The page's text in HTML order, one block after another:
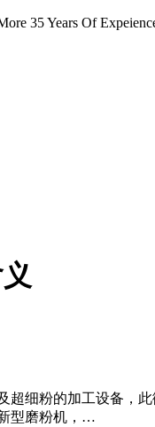
35 Years Of
超细粉的加工设备，
型磨粉机，…